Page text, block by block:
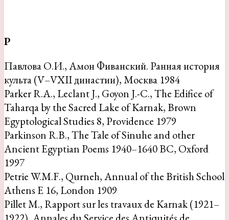
P
Павлова О.И., Амон Фиванский. Ранная история
культа (V–VXII династии), Москва 1984
Parker R.A., Leclant J., Goyon J.-C., The Edifice of
Taharqa by the Sacred Lake of Karnak, Brown
Egyptological Studies 8, Providence 1979
Parkinson R.B., The Tale of Sinuhe and other
Ancient Egyptian Poems 1940–1640 BC, Oxford
1997
Petrie W.M.F., Qurneh, Annual of the British School
Athens E 16, London 1909
Pillet M., Rapport sur les travaux de Karnak (1921–